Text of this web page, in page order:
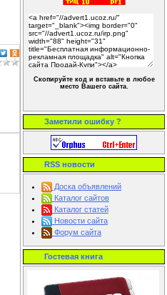
Скопируйте код и вставьте в любое
место Вашего сайта.
Заметили ошибку ?
RSS новости
Доска объявлений
Каталог сайтов
Каталог статей
Новости сайта
Форум сайта
Гостевая книга